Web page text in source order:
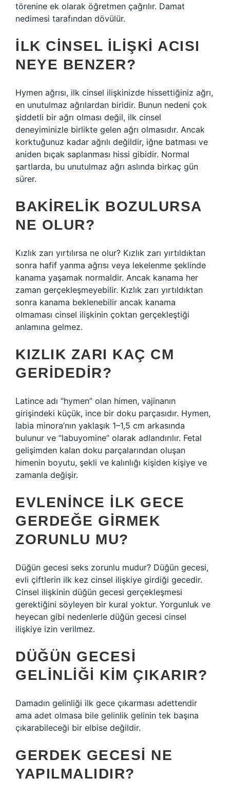
törenine ek olarak öğretmen çağrılır. Damat
nedimesi tarafından dövülür.
İLK CINSEL ILIŞKI ACISI
NEYE BENZER?
Hymen ağrısı, ilk cinsel ilişkinizde hissettiğiniz ağrı,
en unutulmaz ağrılardan biridir. Bunun nedeni çok
şiddetli bir ağrı olması değil, ilk cinsel
deneyiminizle birlikte gelen ağrı olmasıdır. Ancak
korktuğunuz kadar ağrılı değildir, iğne batması ve
aniden bıçak saplanması hissi gibidir. Normal
şartlarda, bu unutulmaz ağrı aslında birkaç gün
sürer.
BAKIRELIK BOZULURSA
NE OLUR?
Kızlık zarı yırtılırsa ne olur? Kızlık zarı yırtıldıktan
sonra hafif yanma ağrısı veya lekelenme şeklinde
kanama yaşamak normaldir. Ancak kanama her
zaman gerçekleşmeyebilir. Kızlık zarı yırtıldıktan
sonra kanama beklenebilir ancak kanama
olmaması cinsel ilişkinin çoktan gerçekleştiği
anlamına gelmez.
KIZLIK ZARI KAÇ CM
GERIDEDIR?
Latince adı “hymen” olan himen, vajinanın
girişindeki küçük, ince bir doku parçasıdır. Hymen,
labia minora’nın yaklaşık 1–1,5 cm arkasında
bulunur ve “labuyomine” olarak adlandırılır. Fetal
gelişimden kalan doku parçalarından oluşan
himenin boyutu, şekli ve kalınlığı kişiden kişiye ve
zamanla değişir.
EVLENINCE ILK GECE
GERDEĞE GIRMEK
ZORUNLU MU?
Düğün gecesi seks zorunlu mudur? Düğün gecesi,
evli çiftlerin ilk kez cinsel ilişkiye girdiği gecedir.
Cinsel ilişkinin düğün gecesi gerçekleşmesi
gerektiğini söyleyen bir kural yoktur. Yorgunluk ve
heyecan gibi nedenlerle düğün gecesi cinsel
ilişkiye izin verilmez.
DÜĞÜN GECESI
GELINLIĞI KIM ÇIKARIR?
Damadın gelinliği ilk gece çıkarması adettendir
ama adet olmasa bile gelinlik gelinin tek başına
çıkarabileceği bir elbise değildir.
GERDEK GECESI NE
YAPILMALIDIR?